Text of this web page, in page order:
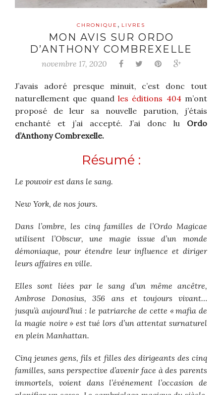
CHRONIQUE , LIVRES
MON AVIS SUR ORDO
D’ANTHONY COMBREXELLE
novembre 17, 2020
J’avais adoré presque minuit, c’est donc tout
naturellement que quand les éditions 404m’ont
proposé de leur sa nouvelle parution, j’étais
enchanté et j’ai accepté. J’ai donc lu Ordo
d’Anthony Combrexelle.
Résumé :
Le pouvoir est dans le sang.
New York, de nos jours.
Dans l’ombre, les cinq familles de l’Ordo Magicae
utilisent l’Obscur, une magie issue d’un monde
démoniaque, pour étendre leur influence et diriger
leurs affaires en ville.
Elles sont liées par le sang d’un même ancêtre,
Ambrose Donosius, 356 ans et toujours vivant…
jusqu’à aujourd’hui : le patriarche de cette « mafia de
la magie noire » est tué lors d’un attentat surnaturel
en plein Manhattan.
Cinq jeunes gens, fils et filles des dirigeants des cinq
familles, sans perspective d’avenir face à des parents
immortels, voient dans l’événement l’occasion de